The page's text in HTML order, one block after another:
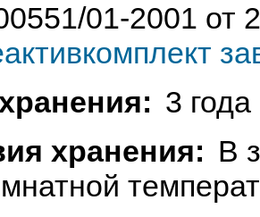
01-2001 от
3 года
хранения: В